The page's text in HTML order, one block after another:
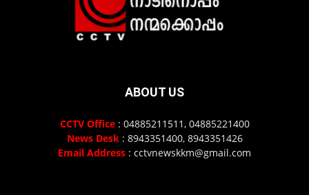
ABOUT US
CCTV Office: 04885211511, 04885221400
News Desk: 8943351400, 8943351426
Email Address : cctvnewskkm@gmail.com